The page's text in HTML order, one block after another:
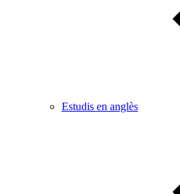
Estudis en anglès